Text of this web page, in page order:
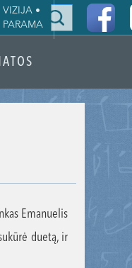
VIZIJA •
PARAMA
|
Emanuelis
duetą, ir